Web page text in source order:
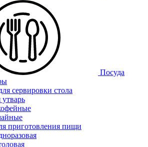
Посуда
сервировки стола
приготовления пищи